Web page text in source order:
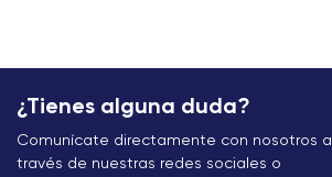
¿Tienes alguna duda?
Comunícate directamente con nosotros a
través de nuestras redes sociales o